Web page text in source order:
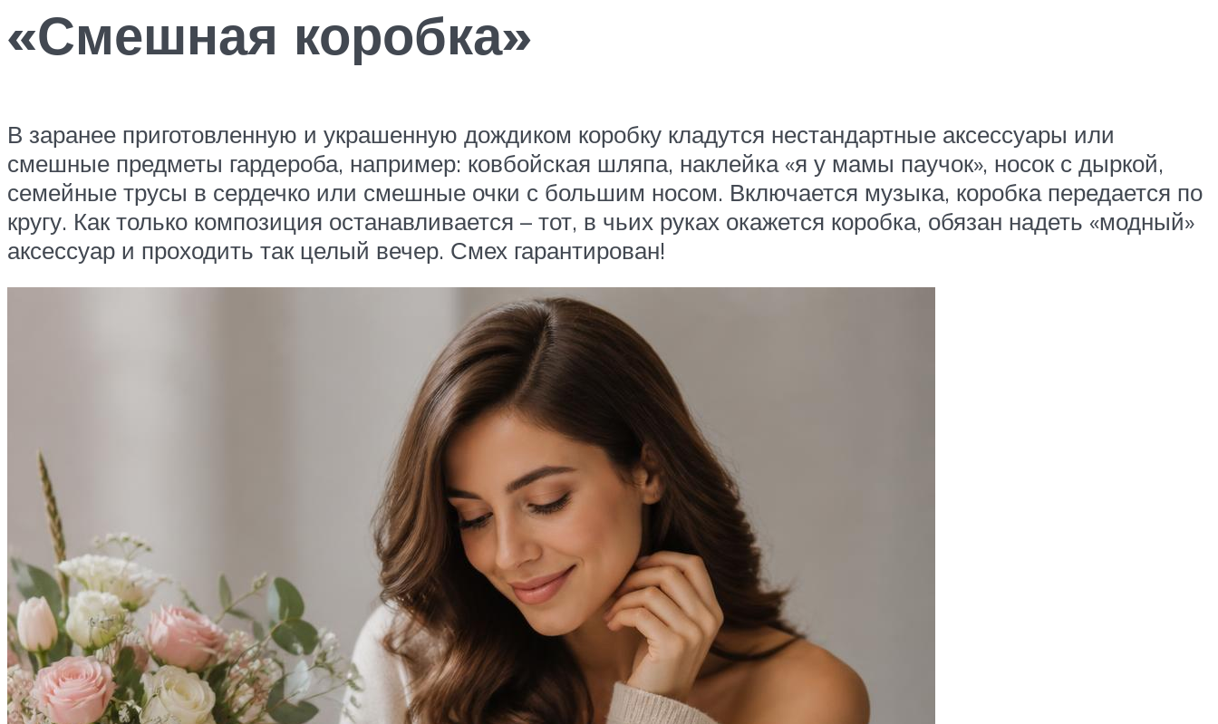
«Смешная коробка»
В заранее приготовленную и украшенную дождиком коробку кладутся нестандартные аксессуары или
смешные предметы гардероба, например: ковбойская шляпа, наклейка «я у мамы паучок», носок с дыркой,
семейные трусы в сердечко или смешные очки с большим носом. Включается музыка, коробка передается по
кругу. Как только композиция останавливается – тот, в чьих руках окажется коробка, обязан надеть «модный»
аксессуар и проходить так целый вечер. Смех гарантирован!